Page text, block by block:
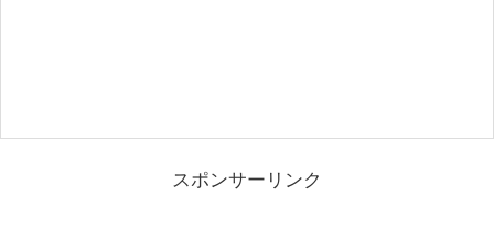
スポンサーリンク